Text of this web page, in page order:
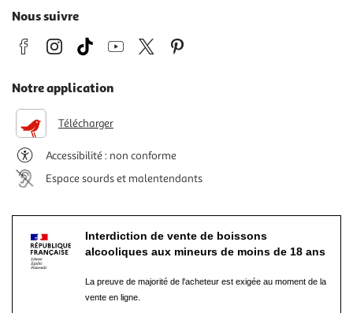
Nous suivre
Notre application
Télécharger
Accessibilité : non conforme
Espace sourds et malentendants
Interdiction de vente de boissons
alcooliques aux mineurs de moins de 18 ans
La preuve de majorité de l'acheteur est exigée au moment de la
vente en ligne.